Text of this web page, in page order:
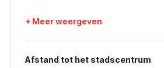
+ Meer weergeven
Afstand tot het stadscentrum